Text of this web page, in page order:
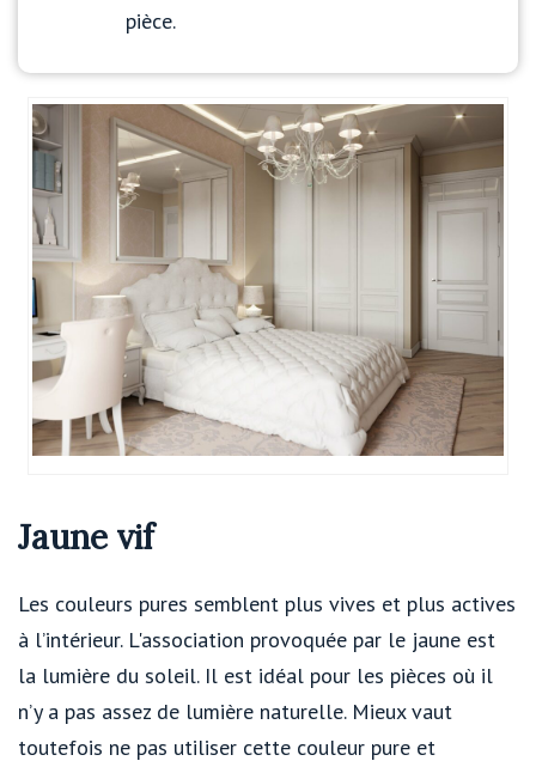
pièce.
Jaune vif
Les couleurs pures semblent plus vives et plus actives
à l’intérieur. L'association provoquée par le jaune est
la lumière du soleil. Il est idéal pour les pièces où il
n’y a pas assez de lumière naturelle. Mieux vaut
toutefois ne pas utiliser cette couleur pure et